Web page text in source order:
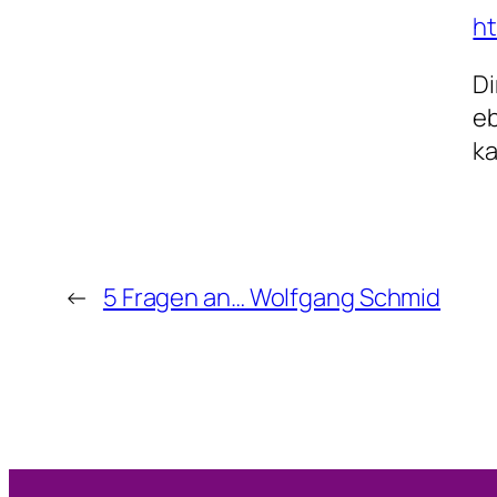
← 5 Fragen an… Wolfgang Schmid